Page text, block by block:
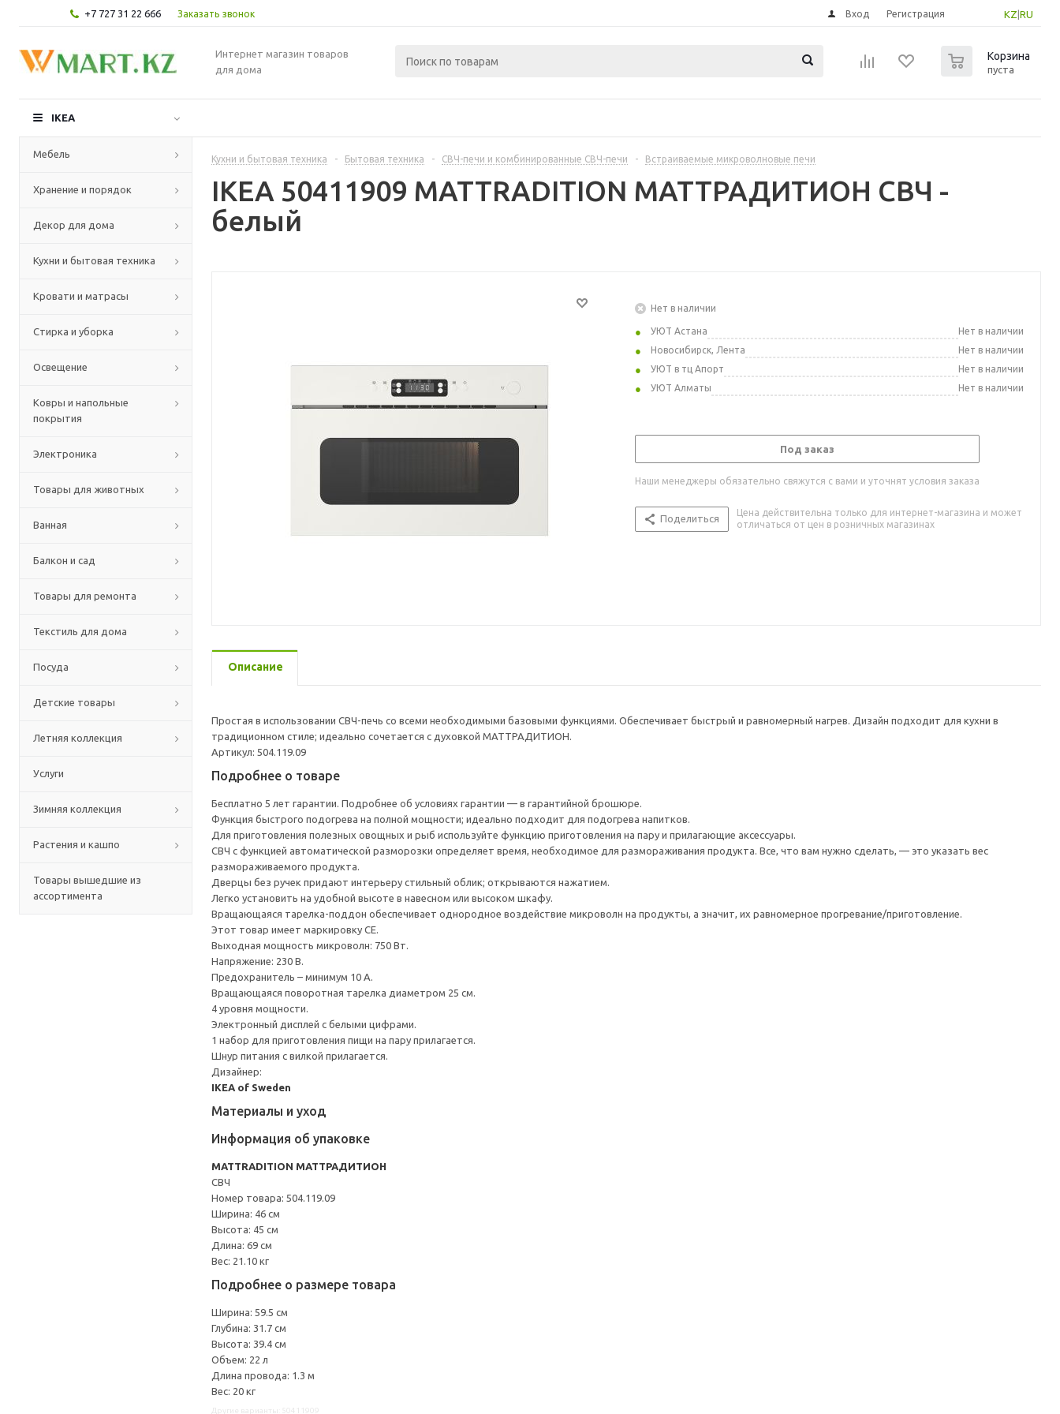
+7 727 31 22 666 Заказать звонок KZ RU
Вход Регистрация
Интернет магазин товаров
для дома
Корзина
пуста
IKEA
Мебель
Хранение и порядок
Декор для дома
Кухни и бытовая техника
Кровати и матрасы
Стирка и уборка
Освещение
Ковры и напольные
покрытия
Электроника
Товары для животных
Ванная
Балкон и сад
Товары для ремонта
Текстиль для дома
Посуда
Детские товары
Летняя коллекция
Услуги
Зимняя коллекция
Растения и кашпо
Товары вышедшие из
ассортимента
Кухни и бытовая техника - Бытовая техника - СВЧ-печи и комбинированные СВЧ-печи - Встраиваемые микроволновые печи
IKEA 50411909 MATTRADITION МАТТРАДИТИОН СВЧ -
белый
Нет в наличии
УЮТ Астана
Нет в наличии
Новосибирск, Лента
Нет в наличии
УЮТ в тц Апорт
Нет в наличии
УЮТ Алматы
Нет в наличии
Под заказ
Наши менеджеры обязательно свяжутся с вами и уточнят условия заказа
Поделиться
Цена действительна только для интернет-магазина и может
отличаться от цен в розничных магазинах
Описание
Простая в использовании СВЧ-печь со всеми необходимыми базовыми функциями. Обеспечивает быстрый и равномерный нагрев. Дизайн подходит для кухни в
традиционном стиле; идеально сочетается с духовкой МАТТРАДИТИОН.
Артикул: 504.119.09
Подробнее о товаре
Бесплатно 5 лет гарантии. Подробнее об условиях гарантии — в гарантийной брошюре.
Функция быстрого подогрева на полной мощности; идеально подходит для подогрева напитков.
Для приготовления полезных овощных и рыб используйте функцию приготовления на пару и прилагающие аксессуары.
СВЧ с функцией автоматической разморозки определяет время, необходимое для размораживания продукта. Все, что вам нужно сделать, — это указать вес
размораживаемого продукта.
Дверцы без ручек придают интерьеру стильный облик; открываются нажатием.
Легко установить на удобной высоте в навесном или высоком шкафу.
Вращающаяся тарелка-поддон обеспечивает однородное воздействие микроволн на продукты, а значит, их равномерное прогревание/приготовление.
Этот товар имеет маркировку CE.
Выходная мощность микроволн: 750 Вт.
Напряжение: 230 В.
Предохранитель – минимум 10 А.
Вращающаяся поворотная тарелка диаметром 25 см.
4 уровня мощности.
Электронный дисплей с белыми цифрами.
1 набор для приготовления пищи на пару прилагается.
Шнур питания с вилкой прилагается.
Дизайнер:
IKEA of Sweden
Материалы и уход
Информация об упаковке
MATTRADITION МАТТРАДИТИОН
СВЧ
Номер товара: 504.119.09
Ширина: 46 см
Высота: 45 см
Длина: 69 см
Вес: 21.10 кг
Подробнее о размере товара
Ширина: 59.5 см
Глубина: 31.7 см
Высота: 39.4 см
Объем: 22 л
Длина провода: 1.3 м
Вес: 20 кг